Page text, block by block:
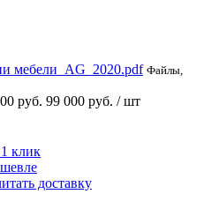
мебели_AG_2020.pdf Файлы,
руб. 99 000 руб. / шт
клик
доставку